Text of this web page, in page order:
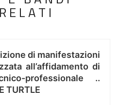
di manifestazioni
all’affidamento di
professionale ..
TURTLE